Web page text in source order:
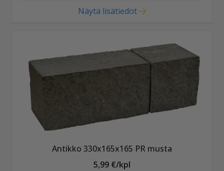
Näytä lisätiedot
Antikko 330x165x165 PR musta
5,99 €/kpl